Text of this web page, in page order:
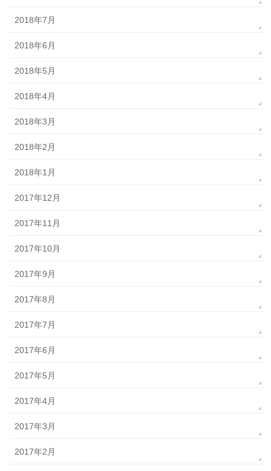
2018年7月
2018年6月
2018年5月
2018年4月
2018年3月
2018年2月
2018年1月
2017年12月
2017年11月
2017年10月
2017年9月
2017年8月
2017年7月
2017年6月
2017年5月
2017年4月
2017年3月
2017年2月